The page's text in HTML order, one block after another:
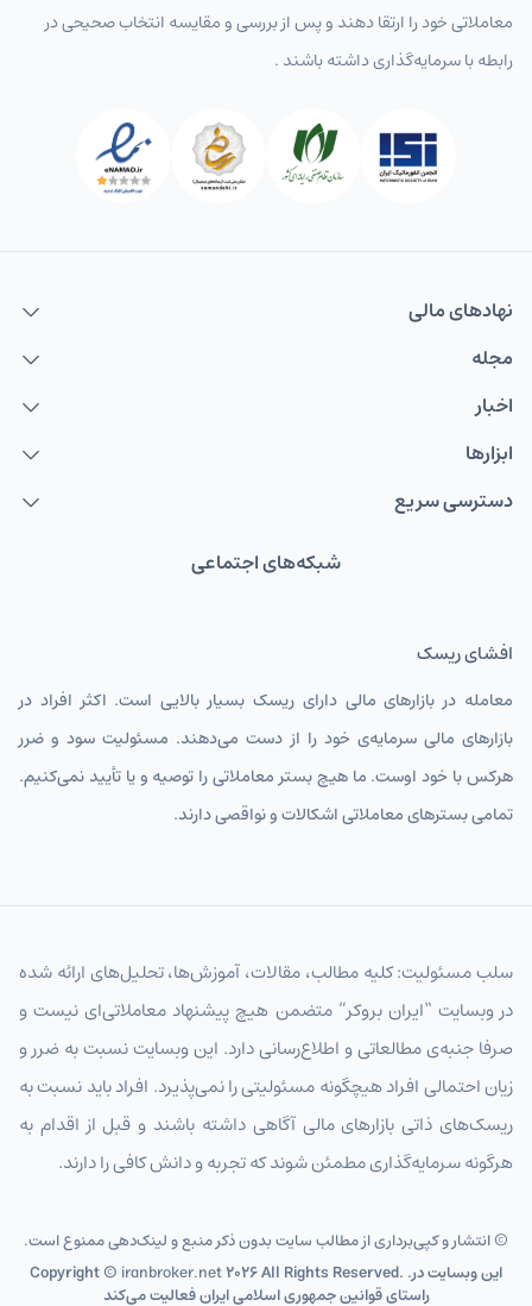
معاملاتی خود را ارتقا دهند و پس از بررسی و مقایسه انتخاب‌ صحیحی در
رابطه با سرمایه‌گذاری داشته باشند .
نهاد‌های مالی
مجله
اخبار
ابزارها
دسترسی سریع
شبکه‌های اجتماعی
افشای ریسک
معامله در بازارهای مالی دارای ریسک بسیار بالایی است. اکثر افراد در
بازارهای مالی سرمایه‌ی خود را از دست می‌دهند. مسئولیت سود و ضرر
هرکس با خود اوست. ما هیچ بستر معاملاتی را توصیه و یا تأیید نمی‌کنیم.
تمامی بسترهای معاملاتی اشکالات و نواقصی دارند.
سلب مسئولیت: کلیه مطالب، مقالات، آموزش‌ها، تحلیل‌های ارائه شده
در وبسایت “ایران بروکر” متضمن هیچ پیشنهاد معاملاتی‌ای نیست و
صرفا جنبه‌ی مطالعاتی و اطلاع‌رسانی دارد. این وبسایت نسبت به ضرر و
زیان احتمالی افراد هیچگونه مسئولیتی را نمی‌پذیرد. افراد باید نسبت به
ریسک‌های ذاتی بازارهای مالی آگاهی داشته باشند و قبل از اقدام به
هرگونه سرمایه‌گذاری مطمئن شوند که تجربه و دانش کافی را دارند.
© انتشار و کپی‌برداری از مطالب سایت بدون ذکر منبع و لینک‌دهی ممنوع است.
Copyright © iranbroker.net2026 All Rights Reserved. .این وبسایت در
راستای قوانین جمهوری اسلامی ایران فعالیت می‌کند